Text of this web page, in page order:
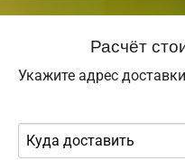
Расчёт
Укажите адрес